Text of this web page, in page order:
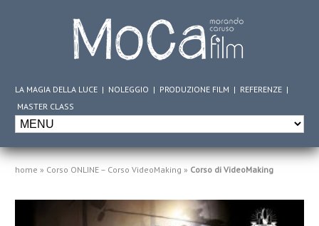
LA MAGIA DELLA LUCE | NOLEGGIO | PRODUZIONE FILM | REFERENZE |
MASTER CLASS
home » Corso ONLINE – Corso VideoMaking » Corso di VideoMaking